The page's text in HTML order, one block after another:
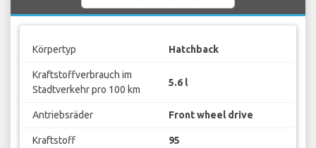
Körpertyp Hatchback
Kraftstoffverbrauch im
Stadtverkehr pro 100 km
5.6 l
Antriebsräder Front wheel drive
Kraftstoff 95